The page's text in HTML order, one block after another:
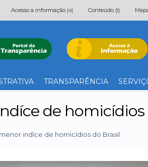
Acesso a informação [4] Conteúdo [1]
TRANSPARÊNCIA
de homicídios
indíce de homicídios do Brasil